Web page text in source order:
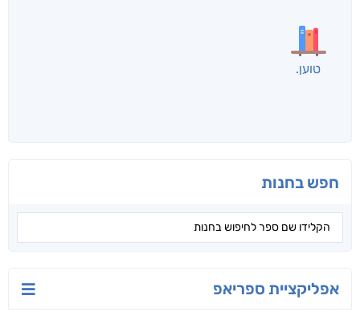
חפש בחנות
אפליקציית ספריאפ
טוען